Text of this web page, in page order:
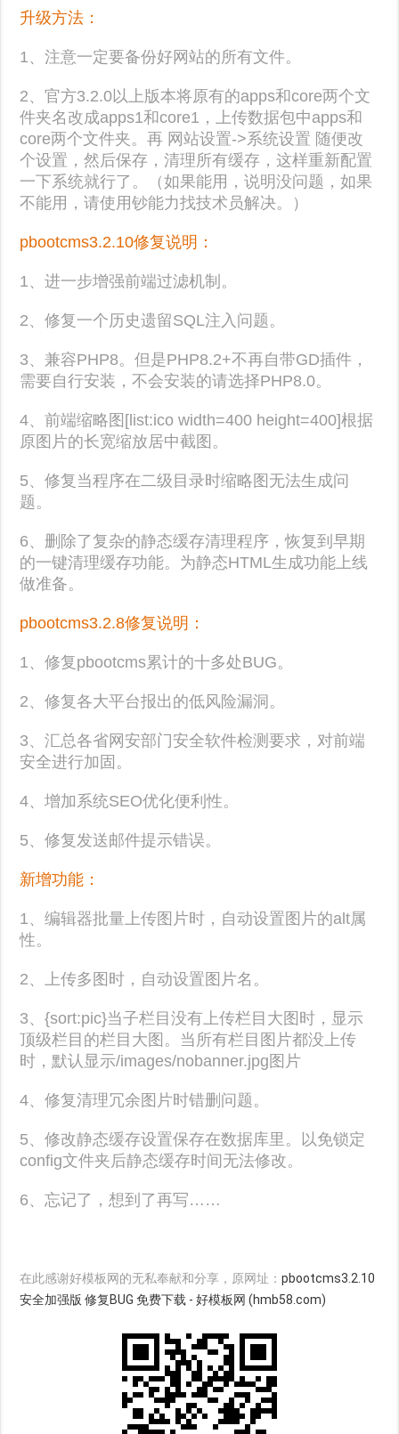
升级方法：
1、注意一定要备份好网站的所有文件。
2、官方3.2.0以上版本将原有的apps和core两个文
件夹名改成apps1和core1，上传数据包中apps和
core两个文件夹。再 网站设置->系统设置 随便改
个设置，然后保存，清理所有缓存，这样重新配置
一下系统就行了。（如果能用，说明没问题，如果
不能用，请使用钞能力找技术员解决。）
pbootcms3.2.10修复说明：
1、进一步增强前端过滤机制。
2、修复一个历史遗留SQL注入问题。
3、兼容PHP8。但是PHP8.2+不再自带GD插件，
需要自行安装，不会安装的请选择PHP8.0。
4、前端缩略图[list:ico width=400 height=400]根据
原图片的长宽缩放居中截图。
5、修复当程序在二级目录时缩略图无法生成问
题。
6、删除了复杂的静态缓存清理程序，恢复到早期
的一键清理缓存功能。为静态HTML生成功能上线
做准备。
pbootcms3.2.8修复说明：
1、修复pbootcms累计的十多处BUG。
2、修复各大平台报出的低风险漏洞。
3、汇总各省网安部门安全软件检测要求，对前端
安全进行加固。
4、增加系统SEO优化便利性。
5、修复发送邮件提示错误。
新增功能：
1、编辑器批量上传图片时，自动设置图片的alt属
性。
2、上传多图时，自动设置图片名。
3、{sort:pic}当子栏目没有上传栏目大图时，显示
顶级栏目的栏目大图。当所有栏目图片都没上传
时，默认显示/images/nobanner.jpg图片
4、修复清理冗余图片时错删问题。
5、修改静态缓存设置保存在数据库里。以免锁定
config文件夹后静态缓存时间无法修改。
6、忘记了，想到了再写……
在此感谢好模板网的无私奉献和分享，原网址：pbootcms3.2.10
安全加强版 修复BUG 免费下载 - 好模板网 (hmb58.com)